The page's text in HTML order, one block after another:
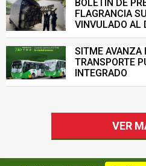
BOLETIN DE
FLAGRANCIA
VINVULADO AL
VENTA ILEGAL
SISTEMA DE
SITME AVANZA
TRANSPORTE
INTEGRADO
VER